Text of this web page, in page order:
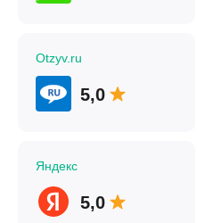
Otzyv.ru
5,0
Яндекс
5,0